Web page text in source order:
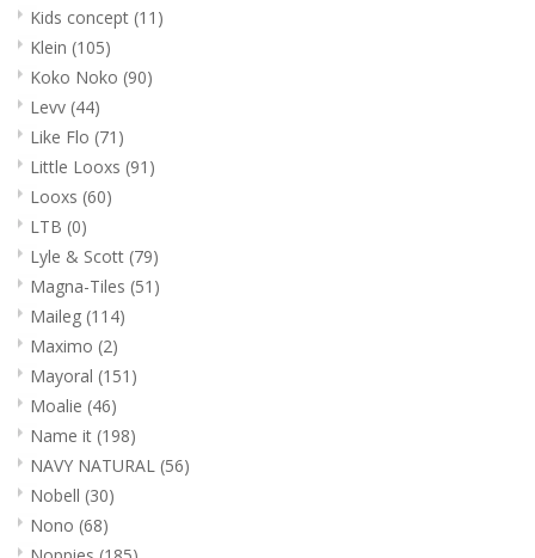
Kids concept (11)
Klein (105)
Koko Noko (90)
Levv (44)
Like Flo (71)
Little Looxs (91)
Looxs (60)
LTB (0)
Lyle & Scott (79)
Magna-Tiles (51)
Maileg (114)
Maximo (2)
Mayoral (151)
Moalie (46)
Name it (198)
NAVY NATURAL (56)
Nobell (30)
Nono (68)